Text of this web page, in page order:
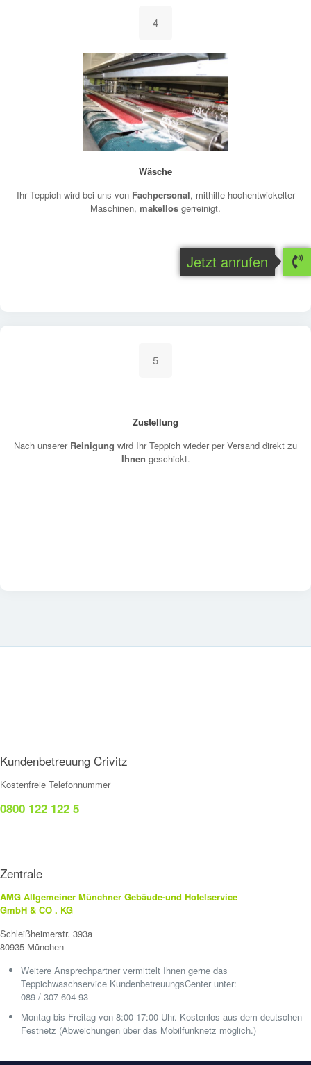
4
Wäsche
Ihr Teppich wird bei uns von Fachpersonal, mithilfe hochentwickelter
Maschinen, makellos gerreinigt.
5
Zustellung
Nach unserer Reinigung wird Ihr Teppich wieder per Versand direkt zu
Ihnen geschickt.
Kundenbetreuung Crivitz
Kostenfreie Telefonnummer
0800 122 122 5
Zentrale
AMG Allgemeiner Münchner Gebäude-und Hotelservice
GmbH & CO . KG
Schleißheimerstr. 393a
80935 München
Weitere Ansprechpartner vermittelt Ihnen gerne das
Teppichwaschservice KundenbetreuungsCenter unter:
089 / 307 604 93
Montag bis Freitag von 8:00-17:00 Uhr. Kostenlos aus dem deutschen
Festnetz (Abweichungen über das Mobilfunknetz möglich.)
Jetzt anrufen